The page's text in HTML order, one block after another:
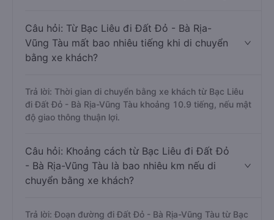
Câu hỏi: Từ Bạc Liêu đi Đất Đỏ - Bà Rịa-
Vũng Tàu mất bao nhiêu tiếng khi di chuyển
bằng xe khách?
Trả lời: Thời gian di chuyển bằng xe khách từ Bạc Liêu
đi Đất Đỏ - Bà Rịa-Vũng Tàu khoảng 10.9 tiếng, nếu mật
độ giao thông thuận lợi.
Câu hỏi: Khoảng cách từ Bạc Liêu đi Đất Đỏ
- Bà Rịa-Vũng Tàu là bao nhiêu km nếu di
chuyển bằng xe khách?
Trả lời: Đoạn đường đi Đất Đỏ - Bà Rịa-Vũng Tàu từ Bạc